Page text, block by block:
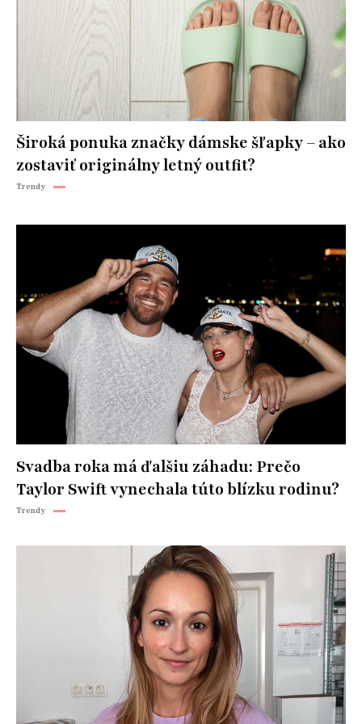
Široká ponuka značky dámske šľapky – ako
zostaviť originálny letný outfit?
Trendy
Svadba roka má ďalšiu záhadu: Prečo
Taylor Swift vynechala túto blízku rodinu?
Trendy